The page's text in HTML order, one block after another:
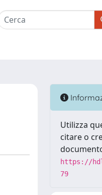
Utilizza
citare o
https://
79